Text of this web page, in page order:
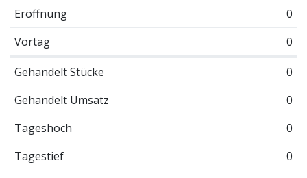
Eröffnung
0
Vortag
0
Gehandelt Stücke
0
Gehandelt Umsatz
0
Tageshoch
0
Tagestief
0